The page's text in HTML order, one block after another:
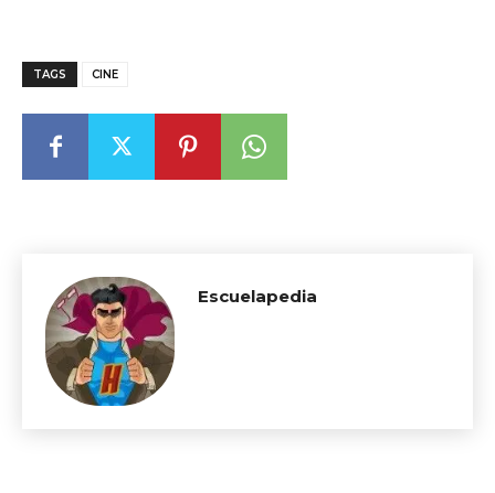
TAGS CINE
Escuelapedia